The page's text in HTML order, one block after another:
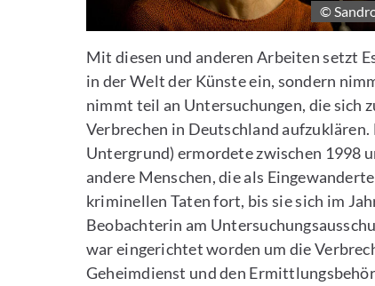
©
Mit diesen und anderen Arbeiten setzt
in der Welt der Künste ein, sondern
nimmt teil an Untersuchungen, die sich
Verbrechen in Deutschland
Untergrund) ermordete zwischen 1998
andere Menschen, die als
kriminellen Taten fort, bis sie sich im
Beobachterin am
war eingerichtet worden um die
Geheimdienst und den